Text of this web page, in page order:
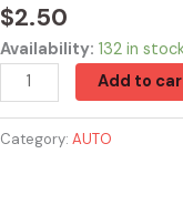
$2.50
Availability: 132 in
Add to
Category: AUTO